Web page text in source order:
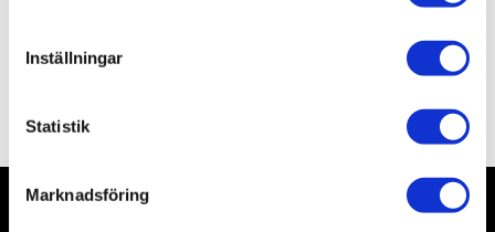
Inställningar
Statistik
Marknadsföring